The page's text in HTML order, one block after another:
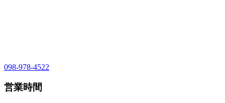
098-978-4522
営業時間